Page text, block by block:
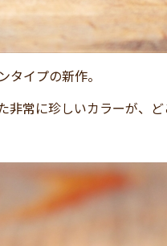
イプの新作。
常に珍しいカラーが、ど